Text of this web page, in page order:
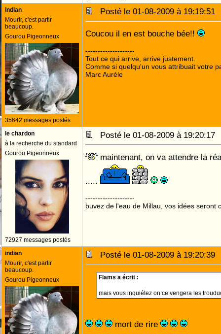
indian
Mourir, c'est partir
beaucoup.
Gourou Pigeonneux
35642 messages postés
Posté le 01-08-2009 à
Coucou il en est bouche bée!!
--------------------
Tout ce qui arrive, arrive justement.
Comme si quelqu'un vous attribuait votre
Marc Aurèle
le chardon
à la recherche du standard
Gourou Pigeonneux
72927 messages postés
Posté le 01-08-2009 à
maintenant, on va attendre la
.....
--------------------
buvez de l'eau de Millau, vos idées seront
indian
Mourir, c'est partir
beaucoup.
Gourou Pigeonneux
Posté le 01-08-2009 à
Flams a écrit :
mais vous inquiétez on ce vengera les
mort de rire